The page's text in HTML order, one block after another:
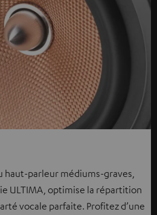
haut-parleur médiums-graves,
ULTIMA, optimise la répartition
vocale parfaite. Profitez d’une